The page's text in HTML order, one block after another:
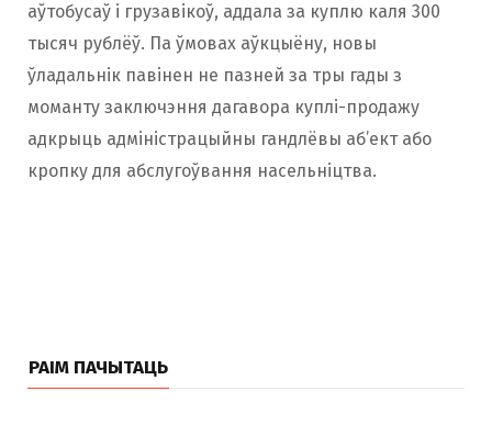
аўтобусаў і грузавікоў, аддала за куплю каля 300
тысяч рублёў. Па ўмовах аўкцыёну, новы
ўладальнік павінен не пазней за тры гады з
моманту заключэння дагавора куплі-продажу
адкрыць адміністрацыйны гандлёвы аб’ект або
кропку для абслугоўвання насельніцтва.
РАІМ ПАЧЫТАЦЬ